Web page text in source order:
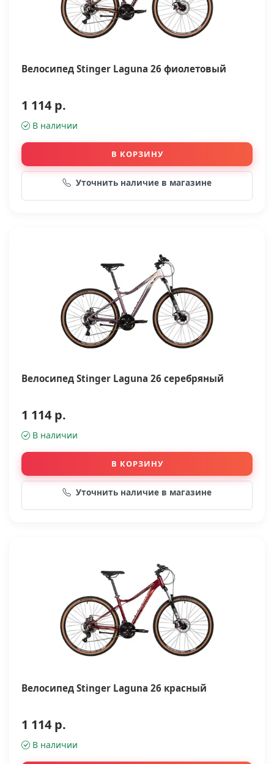
Велосипед Stinger Laguna 26 фиолетовый
1 114 р.
В наличии
В КОРЗИНУ
Уточнить наличие в магазине
Велосипед Stinger Laguna 26 серебряный
1 114 р.
В наличии
В КОРЗИНУ
Уточнить наличие в магазине
Велосипед Stinger Laguna 26 красный
1 114 р.
В наличии